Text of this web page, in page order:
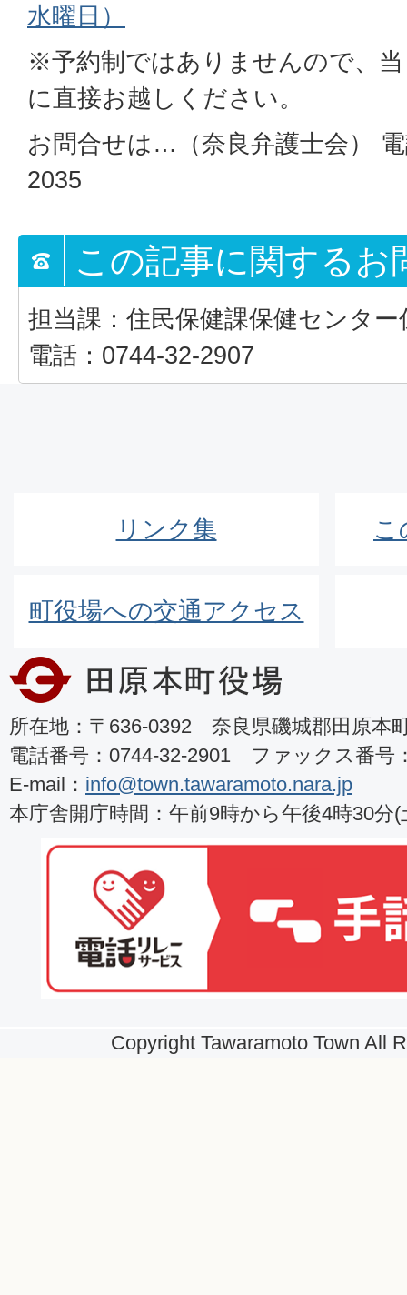
水曜日）
※予約制ではありませんので、
に直接お越しください。
お問合せは…（奈良弁護士会）
2035
この記事に関するお
担当課：住民保健課保健センター
電話：0744-32-2907
リンク集 こ
町役場への交通アクセス
所在地：〒636-0392 奈良県磯城郡田原本
電話番号：0744-32-2901 ファックス番号
E-mail： info@town.tawaramoto.nara.jp
本庁舎開庁時間：午前9時から午後4時30分
Copyright Tawaramoto Town All